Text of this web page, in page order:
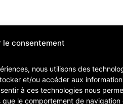
le consentement
nous utilisons des
et/ou accéder aux
à ces technologies nous
le comportement de navigation